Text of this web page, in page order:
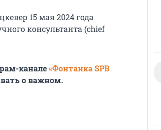
15 мая 2024 года
консультанта (chief
канале«Фонтанка SPB
о важном.